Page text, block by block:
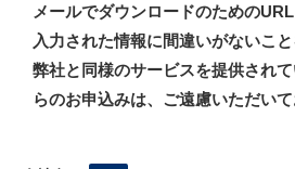
メールでダウンロードのためのURL
入力された情報に間違いがないこと
弊社と同様のサービスを提供され
らのお申込みは、ご遠慮いただいて